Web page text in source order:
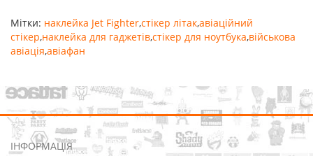
Мітки: наклейка Jet Fighter,стікер літак,авіаційний
стікер,наклейка для гаджетів,стікер для ноутбука,військова
авіація,авіафан
ІНФОРМАЦІЯ